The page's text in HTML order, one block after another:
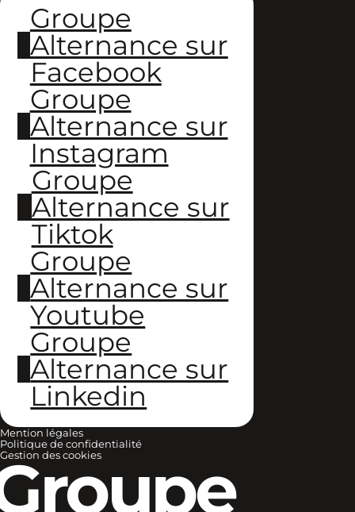
Groupe
Alternance sur
Facebook
Groupe
Alternance sur
Instagram
Groupe
Alternance sur
Tiktok
Groupe
Alternance sur
Youtube
Groupe
Alternance sur
Linkedin
Mention légales
Politique de confidentialité
Gestion des cookies